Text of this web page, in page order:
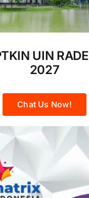
UIN
2027
Chat Us Now!